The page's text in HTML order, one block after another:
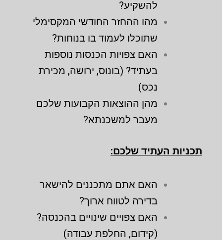
להשקיע?
מהו ההחזר החודשי המקסימלי
שתוכלו לעמוד בו בנוחות?
האם צפויות הכנסות נוספות
בעתיד? (בונוס, ירושה, מכירת
נכס)
מהן ההוצאות הקבועות שלכם
מעבר למשכנתא?
תכניות העתיד שלכם:
האם אתם מתכננים להישאר
בדירה לטווח ארוך?
האם צפויים שינויים בהכנסה?
(קידום, החלפת עבודה)